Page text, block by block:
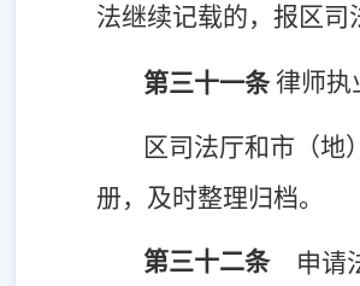
法继续记载的，报区
第三十一条 律师执
区司法厅和市（地
册，及时整理归档。
第三十二条
申请